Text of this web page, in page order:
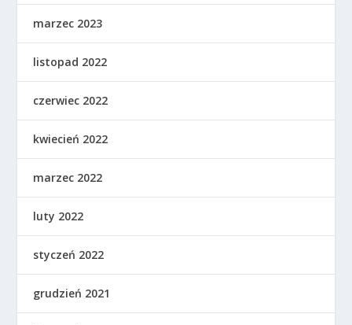
marzec 2023
listopad 2022
czerwiec 2022
kwiecień 2022
marzec 2022
luty 2022
styczeń 2022
grudzień 2021